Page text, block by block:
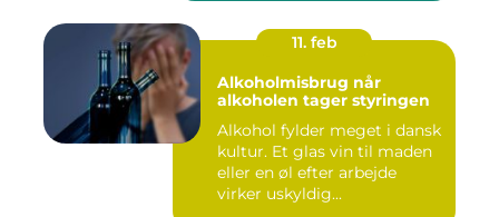
11. feb
Alkoholmisbrug når
alkoholen tager styringen
Alkohol fylder meget i dansk
kultur. Et glas vin til maden
eller en øl efter arbejde
virker uskyldig...